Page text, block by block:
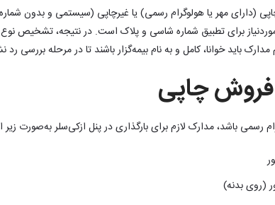
(دارای مهر یا هولوگرام رسمی) یا غیرچاپی (سیستمی و بدون
برای تطبیق شماره شاسی و پلاک است. در نتیجه، تشخیص
باید خوانا، کامل و به نام بیمه‌گزار باشند تا در مرحله بررسی رد
فروش چاپی
رسمی باشد، مدارک لازم برای بارگذاری در پنل ازکی‌سلر به‌صورت
(روی بدنه)